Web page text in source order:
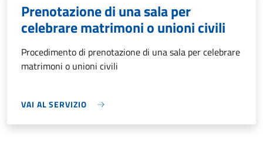
Prenotazione di una sala per
celebrare matrimoni o unioni civili
Procedimento di prenotazione di una sala per celebrare
matrimoni o unioni civili
VAI AL SERVIZIO